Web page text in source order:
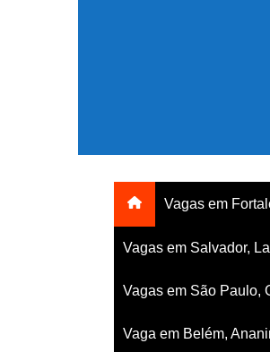
Vagas em
Vagas em Salvador,
Vagas em São Paulo,
Vaga em Belém,